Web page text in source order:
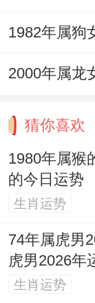
1968年戊申
虑仍存，事
意脾胃消化。
1980年庚申
1992年壬申
丙火形成「
猜你喜欢
1980年属猴
的今日运势
生肖运势
74年属虎男
虎男2026年
生肖运势